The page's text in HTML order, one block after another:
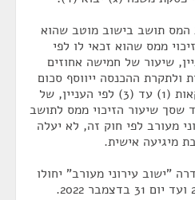
תושב בישוב מוטב שהוא
ממס שהוא זכאי לו לפי
לפי העניין, שיעור של חמישה אחוזים
ולתקרת ההכנסה ייווסף סכום
נוסף על הסכום הקבוע בפסקאות (1) עד (3) לפי העניין, של
שסך שיעור הזיכוי ממס לתושב
מעורב לפי חוק זה, לא יעלה
"ישוב עירוני מעורב" יחולו